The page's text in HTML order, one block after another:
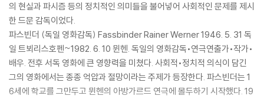
의 현실과 파시즘 등의 정치적인 의미들을 불어넣어 사회적인 문제를 제시
한 드문 감독이었다.
파스빈더 (독일 영화감독) Fassbinder Rainer Werner 1946. 5. 31 독
일 트뵈리스호펜~1982. 6. 10 뮌헨. 독일의 영화감독•연극연출가•작가•
배우. 전후 서독 영화에 큰 영향력을 미쳤다. 사회적•정치적 의식이 담긴
그의 영화에서는 종종 억압과 절망이라는 주제가 등장한다. 파스빈더는 1
6세에 학교를 그만두고 뮌헨의 아방가르드 연극에 몰두하기 시작했다. 19